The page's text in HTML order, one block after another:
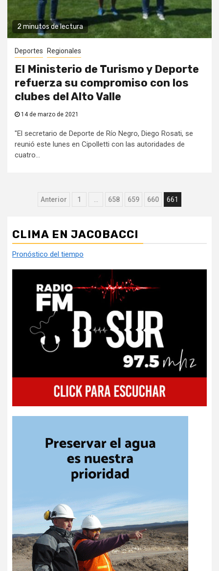
2 minutos de lectura
Deportes Regionales
El Ministerio de Turismo y Deporte
refuerza su compromiso con los
clubes del Alto Valle
14 de marzo de 2021
"El secretario de Deporte de Río Negro, Diego Rosati, se
reunió este lunes en Cipolletti con las autoridades de
cuatro...
Paginación
entradas
Anterior 1 658 659 660 661
CLIMA EN JACOBACCI
Pronóstico del tiempo